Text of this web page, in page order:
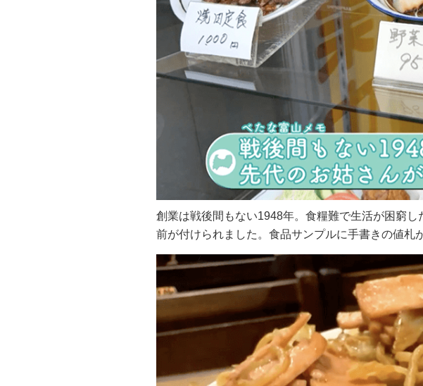
創業は戦後間もない1948年。食糧難で生活が困窮
前が付けられました。食品サンプルに手書きの値